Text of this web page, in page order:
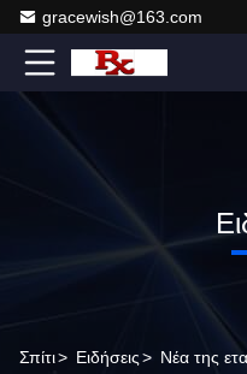
gracewish@163.com
Σπίτι> Ειδήσεις>